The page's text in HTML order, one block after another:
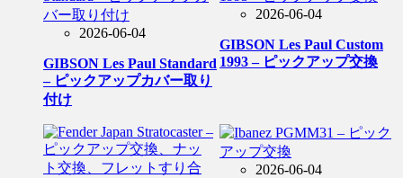
2026-06-04
GIBSON Les Paul Standard
– ピックアップカバー取り
付け
2026-06-04
GIBSON Les Paul Custom
1993 – ピックアップ交換
2026-06-04